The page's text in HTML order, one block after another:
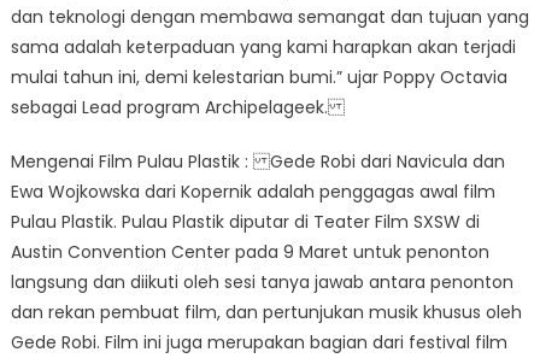
dan teknologi dengan membawa semangat dan tujuan yang
sama adalah keterpaduan yang kami harapkan akan terjadi
mulai tahun ini, demi kelestarian bumi.” ujar Poppy Octavia
sebagai Lead program Archipelageek.
Mengenai Film Pulau Plastik : Gede Robi dari Navicula dan
Ewa Wojkowska dari Kopernik adalah penggagas awal film
Pulau Plastik. Pulau Plastik diputar di Teater Film SXSW di
Austin Convention Center pada 9 Maret untuk penonton
langsung dan diikuti oleh sesi tanya jawab antara penonton
dan rekan pembuat film, dan pertunjukan musik khusus oleh
Gede Robi. Film ini juga merupakan bagian dari festival film